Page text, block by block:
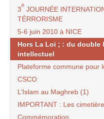
3
e
JOURNÉE
TÉRRORISME
5-6 juin 2010 à NICE
Hors La Loi ; : du double
intellectuel
Plateforme commune pour
CSCO
L’Islam au Maghreb (1)
IMPORTANT : Les
Commémoration